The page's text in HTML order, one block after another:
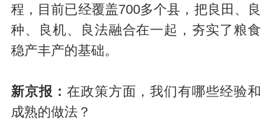
程，目前已经覆盖700多个县，把良田、良
种、良机、良法融合在一起，夯实了粮食
稳产丰产的基础。
新京报： 在政策方面，我们有哪些经验和
成熟的做法？